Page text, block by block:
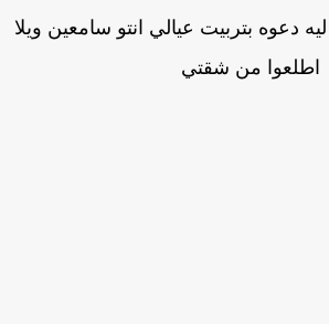
بتربيت عيالي انتو سامعين ويلا
اطلعوا من شقتي